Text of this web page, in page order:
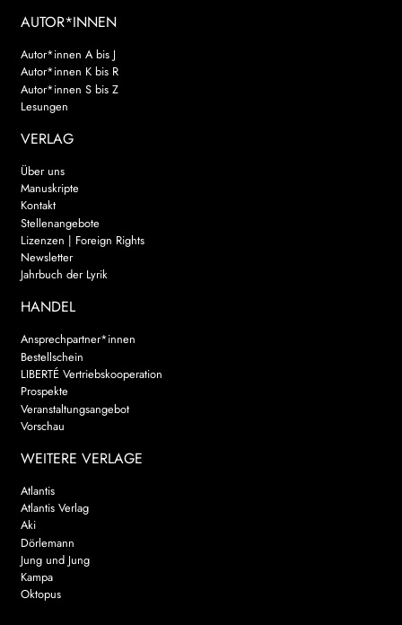
AUTOR*INNEN
Autor*innen A bis J
Autor*innen K bis R
Autor*innen S bis Z
Lesungen
VERLAG
Über uns
Manuskripte
Kontakt
Stellenangebote
Lizenzen | Foreign Rights
Newsletter
Jahrbuch der Lyrik
HANDEL
Ansprechpartner*innen
Bestellschein
LIBERTÉ Vertriebskooperation
Prospekte
Veranstaltungsangebot
Vorschau
WEITERE VERLAGE
Atlantis
Atlantis Verlag
Aki
Dörlemann
Jung und Jung
Kampa
Oktopus